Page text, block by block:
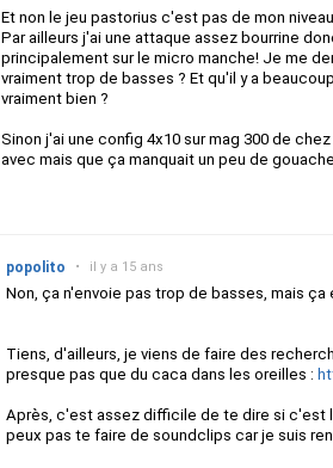
Et non le jeu pastorius c'est pas de mon
Par ailleurs j'ai une attaque assez bourrine
principalement sur le micro manche! Je me
vraiment trop de basses ? Et qu'il y a
vraiment bien ?
Sinon j'ai une config 4x10 sur mag 300 de
avec mais que ça manquait un peu de
popolito • il y a 15 ans
Non, ça n'envoie pas trop de basses, mais
Tiens, d'ailleurs, je viens de faire des
presque pas que du caca dans les oreilles :
Après, c'est assez difficile de te dire si c'est
peux pas te faire de soundclips car je suis